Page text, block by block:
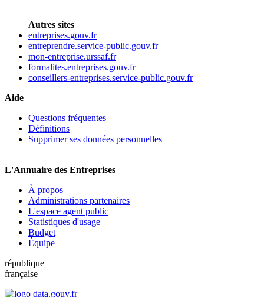
Autres sites
entreprises.gouv.fr
entreprendre.service-public.gouv.fr
mon-entreprise.urssaf.fr
formalites.entreprises.gouv.fr
conseillers-entreprises.service-public.gouv.fr
Aide
Questions fréquentes
Définitions
Supprimer ses données personnelles
L'Annuaire des Entreprises
À propos
Administrations partenaires
L'espace agent public
Statistiques d'usage
Budget
Équipe
république
française